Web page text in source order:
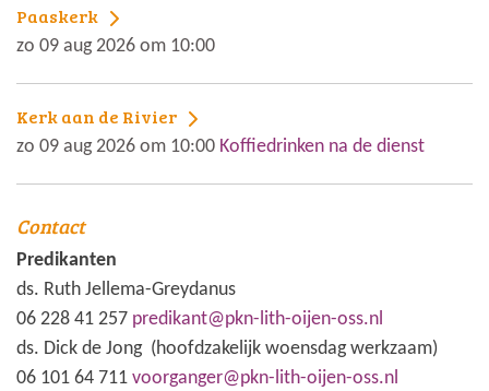
Paaskerk
zo 09 aug 2026 om 10:00
Kerk aan de Rivier
zo 09 aug 2026 om 10:00 Koffiedrinken na de dienst
Contact
Predikanten
ds. Ruth Jellema-Greydanus
06 228 41 257 predikant@pkn-lith-oijen-oss.nl
ds. Dick de Jong (hoofdzakelijk woensdag werkzaam)
06 101 64 711 voorganger@pkn-lith-oijen-oss.nl